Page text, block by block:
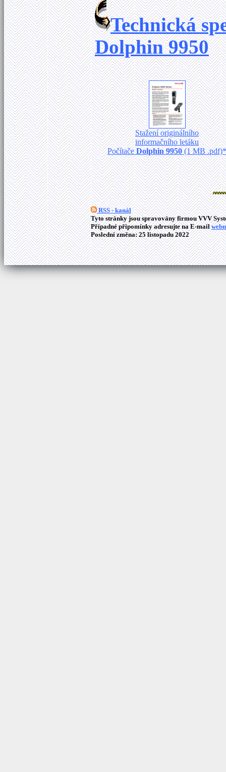
Technická
Dolphin 9950
Stažení originálního
informačního letáku
PočítačeDolphin 9950(1 MB .pdf)*
RSS - kanál
Tyto stránky jsou spravovány firmou VVV
Případné připomínky adresujte na E-mail
Poslední změna: 25 listopadu 2022